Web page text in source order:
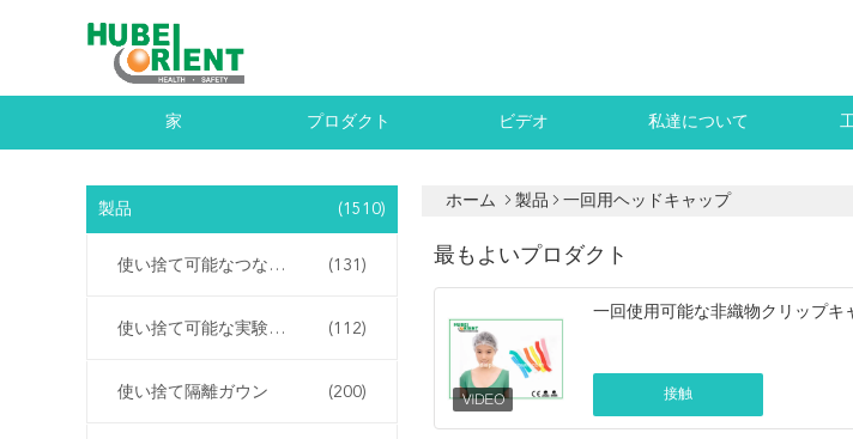
家 プロダクト ビデオ 私達について
製品 (1510)
使い捨て可能なつなぎ服 (131)
使い捨て可能な実験室のコート (112)
使い捨て隔離ガウン (200)
ホーム 製品 一回用ヘッドキャップ
最もよいプロダクト
一回使用可能な非織物クリップキ
接触